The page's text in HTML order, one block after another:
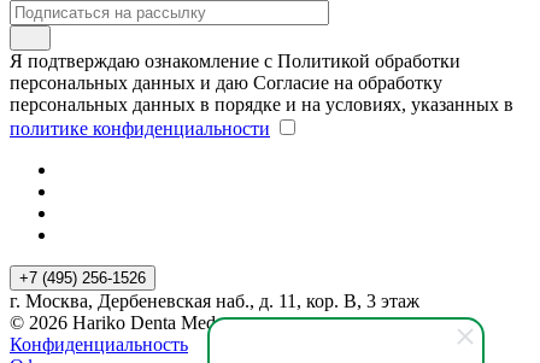
Я подтверждаю ознакомление с Политикой обработки
персональных данных и даю Согласие на обработку
персональных данных в порядке и на условиях, указанных в
политике конфиденциальности
+7 (495) 256-1526
г. Москва, Дербеневская наб., д. 11, кор. В, 3 этаж
© 2026 Hariko Denta Med
Конфиденциальность